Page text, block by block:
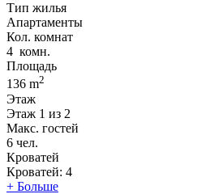
Тип жилья
Апартаменты
Кол. комнат
4 комн.
Площадь
136 m2
Этаж
Этаж 1 из 2
Макс. гостей
6 чел.
Кроватей
Кроватей: 4
+ Больше